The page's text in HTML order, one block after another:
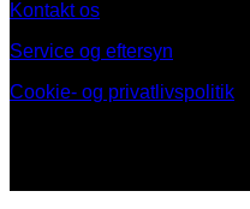
Kontakt os
Service og eftersyn
Cookie- og privatlivspolitik